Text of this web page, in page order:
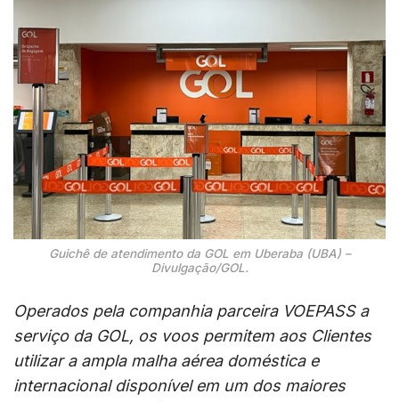
Guichê de atendimento da GOL em Uberaba (UBA) –
Divulgação/GOL.
Operados pela companhia parceira VOEPASS a
serviço da GOL, os voos permitem aos Clientes
utilizar a ampla malha aérea doméstica e
internacional disponível em um dos maiores